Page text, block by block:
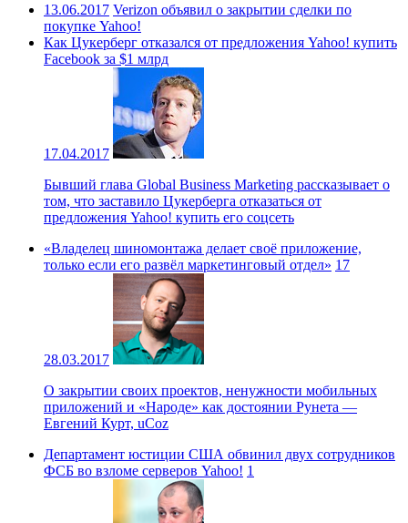
13.06.2017 Verizon объявил о закрытии сделки по
покупке Yahoo!
Как Цукерберг отказался от предложения Yahoo! купить
Facebook за $1 млрд
17.04.2017
Бывший глава Global Business Marketing рассказывает о
том, что заставило Цукерберга отказаться от
предложения Yahoo! купить его соцсеть
«Владелец шиномонтажа делает своё приложение,
только если его развёл маркетинговый отдел» 17
28.03.2017
О закрытии своих проектов, ненужности мобильных
приложений и «Народе» как достоянии Рунета —
Евгений Курт, uCoz
Департамент юстиции США обвинил двух сотрудников
ФСБ во взломе серверов Yahoo! 1